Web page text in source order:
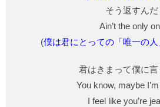
そう返すんだ
Ain’t the only
(僕は君にとっての「唯一の
君はきまって僕に
You know, maybe
I feel like you’re